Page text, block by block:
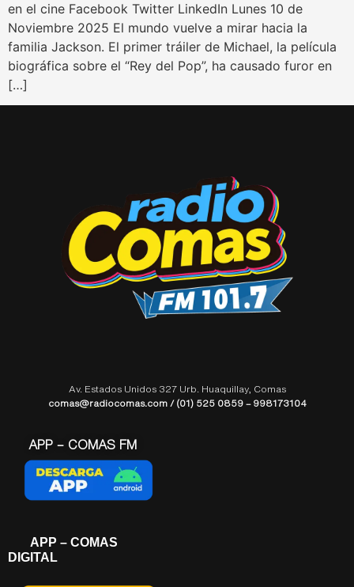
en el cine Facebook Twitter LinkedIn Lunes 10 de
Noviembre 2025 El mundo vuelve a mirar hacia la
familia Jackson. El primer tráiler de Michael, la película
biográfica sobre el “Rey del Pop”, ha causado furor en
[…]
Av. Estados Unidos 327 Urb. Huaquillay, Comas
comas@radiocomas.com / (01) 525 0859 – 998173104
APP – COMAS FM
APP – COMAS
DIGITAL